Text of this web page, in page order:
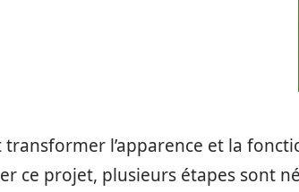
l’apparence et la
ce projet, plusieurs étapes sont